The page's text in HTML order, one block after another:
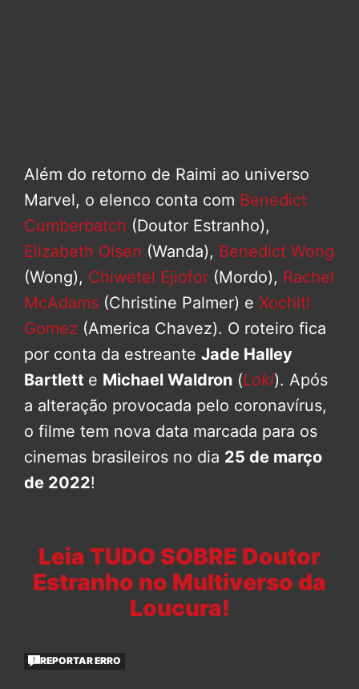
Além do retorno de Raimi ao universo
Marvel, o elenco conta com Benedict
Cumberbatch (Doutor Estranho),
Elizabeth Olsen (Wanda), Benedict Wong
(Wong), Chiwetel Ejiofor (Mordo), Rachel
McAdams (Christine Palmer) e Xochitl
Gomez (America Chavez). O roteiro fica
por conta da estreante Jade Halley
Bartlett e Michael Waldron (Loki). Após
a alteração provocada pelo coronavírus,
o filme tem nova data marcada para os
cinemas brasileiros no dia 25 de março
de 2022!
Leia TUDO SOBRE Doutor
Estranho no Multiverso da
Loucura!
REPORTAR ERRO